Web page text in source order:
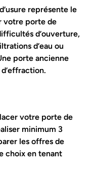
représente le
votre porte de
d’ouverture,
d’eau ou
porte ancienne
votre porte de
minimum 3
les offres de
choix en tenant